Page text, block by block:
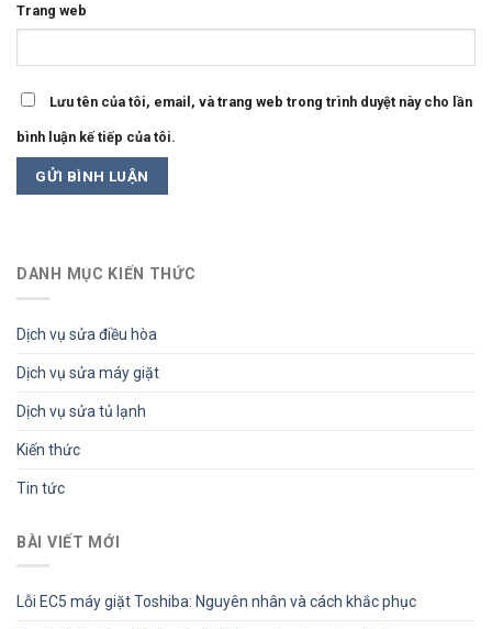
Trang web
Lưu tên của tôi, email, và trang web trong trình duyệt này cho lần
bình luận kế tiếp của tôi.
DANH MỤC KIẾN THỨC
Dịch vụ sửa điều hòa
Dịch vụ sửa máy giặt
Dịch vụ sửa tủ lạnh
Kiến thức
Tin tức
BÀI VIẾT MỚI
Lỗi EC5 máy giặt Toshiba: Nguyên nhân và cách khắc phục